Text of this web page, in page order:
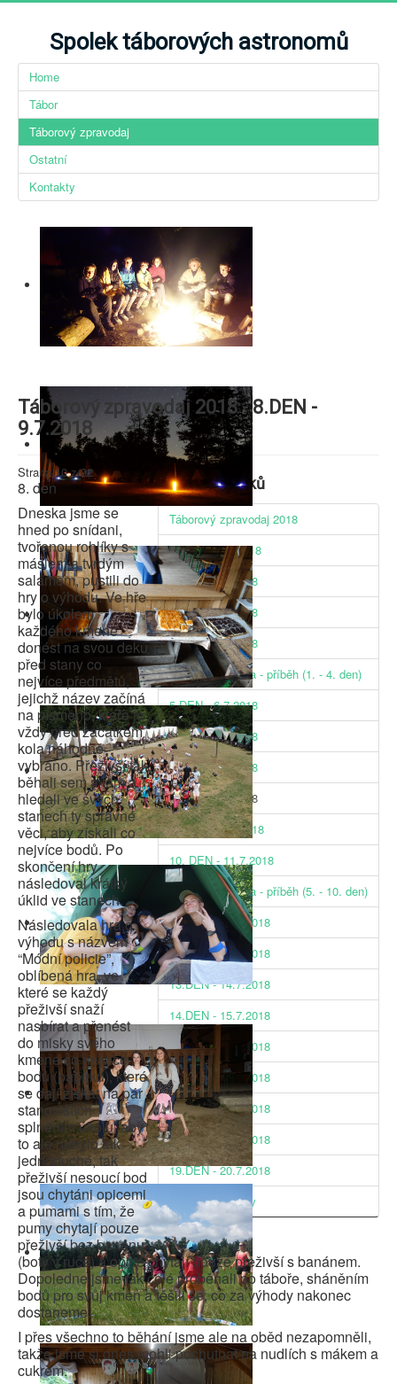
Spolek táborových astronomů
Home
Tábor
Táborový zpravodaj
Ostatní
Kontakty
Táborový zpravodaj 2018 - 8.DEN -
9.7.2018
Seznam článků
Táborový zpravodaj 2018
1.DEN - 2.7. 2018
2.DEN - 3.7.2018
3.DEN - 4.7.2018
4.DEN - 5.7.2018
Celotáborová hra - příběh (1. - 4. den)
5.DEN - 6.7.2018
6.DEN - 7.7.2018
7.DEN - 8.7.2018
8.DEN - 9.7.2018
9.DEN - 10.7.2018
10. DEN - 11.7.2018
Celotáborová hra - příběh (5. - 10. den)
11.DEN - 12.7.2018
12.DEN - 13.7.2018
13.DEN - 14.7.2018
14.DEN - 15.7.2018
15.DEN - 16.7.2018
16.DEN - 17.7.2018
17.DEN - 18.7.2018
18.DEN - 19.7.2018
19.DEN - 20.7.2018
Všechny stránky
Strana 10 z 22
8. den
Dneska jsme se
hned po snídani,
tvořenou rohlíky s
máslem a tvrdým
salámem, pustili do
hry o výhodu. Ve hře
bylo úkolem
každého kmene
donést na svou deku
před stany co
nejvíce předmětů,
jejichž název začíná
na písmeno, které je
vždy před začátkem
kola náhodně
vybráno. Přeživší tak
běhali sem a tam a
hledali ve svých
stanech ty správné
věci, aby získali co
nejvíce bodů. Po
skončení hry
následoval krátký
úklid ve stanech.
Následovala hra o
výhodu s názvem
“Módní policie”,
oblíbená hra, ve
které se každý
přeživší snaží
nasbírat a přenést
do misky svého
kmene co nejvíce
bodů (papírků), které
se dají získat na pár
stanovištích
splněním úkolu, aby
to ale nebylo tak
jednoduché, tak
přeživší nesoucí bod
jsou chytáni opicemi
a pumami s tím, že
pumy chytají pouze
přeživší bez banánu
(boty v ruce) a opice chytají pouze přeživší s banánem.
Dopoledne jsme tak celé proběhali po táboře, sháněním
bodů pro svůj kmen a těšili se, co za výhody nakonec
dostaneme.
I přes všechno to běhání jsme ale na oběd nezapomněli,
takže jsme si dnes mohli pochutnat na nudlích s mákem a
cukrem.